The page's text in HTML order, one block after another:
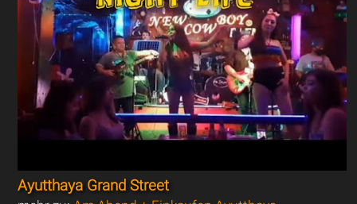
Ayutthaya Grand Street